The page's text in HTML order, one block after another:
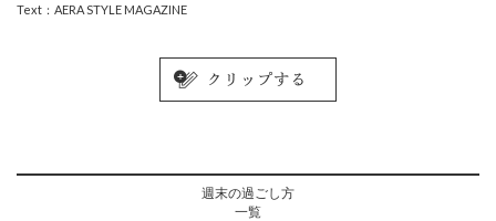
Text：AERA STYLE MAGAZINE
週末の過ごし方
一覧